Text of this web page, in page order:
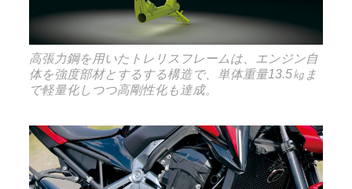
高張力鋼を用いたトレリスフレームは、エンジン自
体を強度部材とするする構造で、単体重量13.5㎏ま
で軽量化しつつ高剛性化も達成。